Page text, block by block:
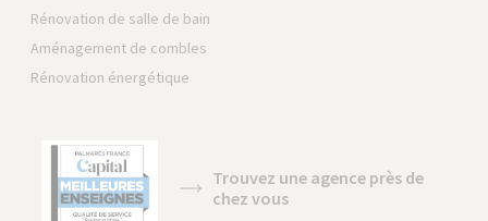
Rénovation de salle de bain
Aménagement de combles
Rénovation énergétique
Trouvez une agence près de
chez vous